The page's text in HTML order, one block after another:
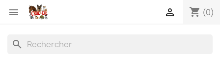
 shopping_cart (0)

search